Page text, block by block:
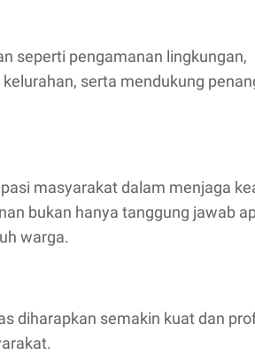
seperti pengamanan lingkungan,
serta mendukung
masyarakat dalam menjaga
bukan hanya tanggung jawab
warga.
diharapkan semakin kuat dan